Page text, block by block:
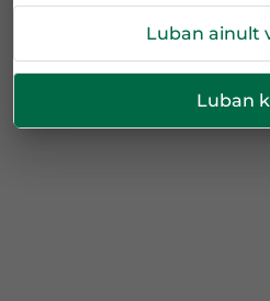
Luban ainult
Luban